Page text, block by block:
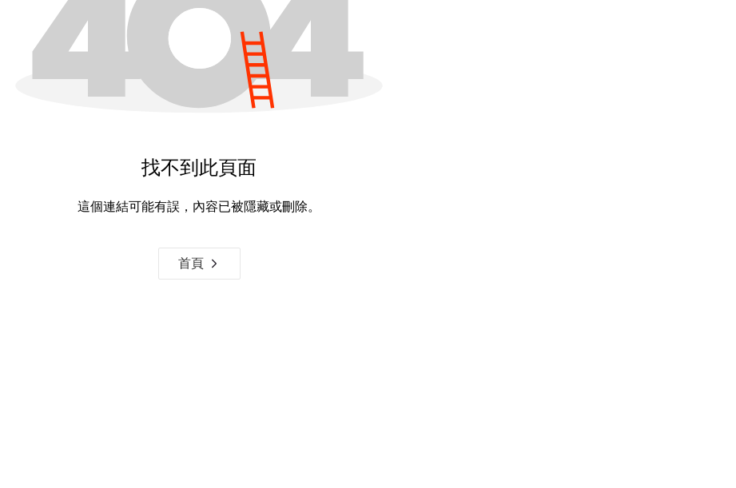
找不到此頁面
這個連結可能有誤，內容已被隱藏或刪除。
首頁